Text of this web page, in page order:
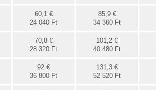
60,1 €
24 040 Ft
85,9 €
34 360 Ft
70,8 €
28 320 Ft
101,2 €
40 480 Ft
92 €
36 800 Ft
131,3 €
52 520 Ft